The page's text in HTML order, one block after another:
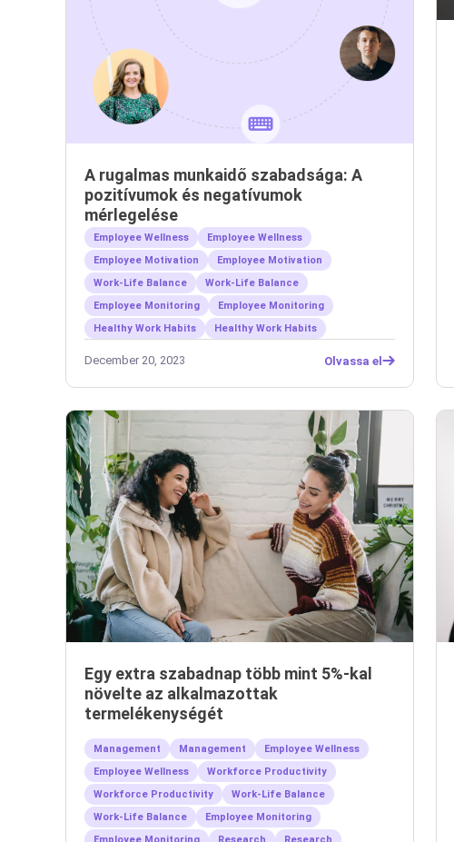
A rugalmas munkaidő szabadsága: A
pozitívumok és negatívumok
mérlegelése
Employee Wellness
Employee Wellness
Employee Motivation
Employee Motivation
Work-Life Balance
Work-Life Balance
Employee Monitoring
Employee Monitoring
Healthy Work Habits
Healthy Work Habits
December 20, 2023 Olvassa el
Egy extra szabadnap több mint 5%-kal
növelte az alkalmazottak
termelékenységét
Management Management
Employee Wellness
Employee Wellness
Workforce Productivity
Workforce Productivity
Work-Life Balance
Work-Life Balance
Employee Monitoring